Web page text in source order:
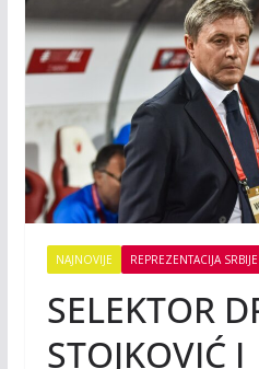
NAJNOVIJE REPREZENTACIJA SRBIJE
SELEKTOR
STOJKOVIĆ I